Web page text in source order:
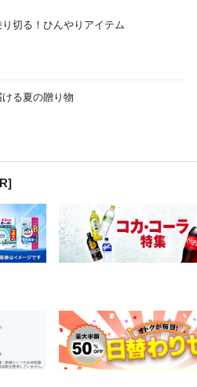
切る！ひんやりアイテム
る夏の贈り物